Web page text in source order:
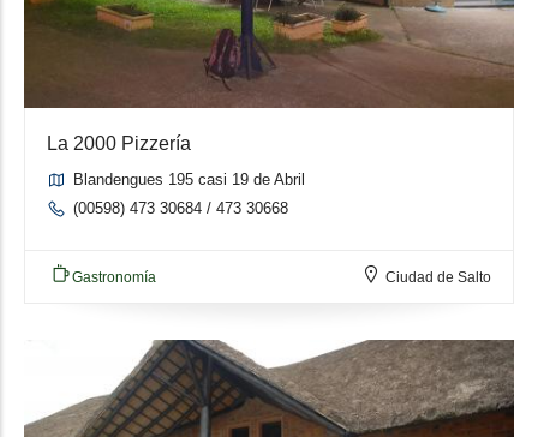
La 2000 Pizzería
Blandengues 195 casi 19 de Abril
(00598) 473 30684 / 473 30668
Gastronomía Ciudad de Salto